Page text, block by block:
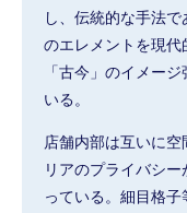
し、伝統的な手法で
のエレメントを現代
「古今」のイメー
いる。
店舗内部は互いに
リアのプライバシ
っている。細目格